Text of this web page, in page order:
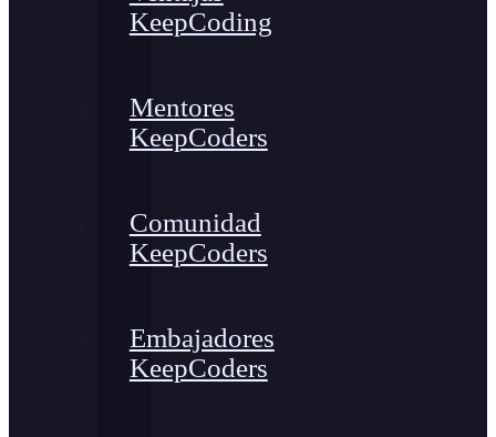
KeepCoding
Mentores
KeepCoders
Comunidad
KeepCoders
Embajadores
KeepCoders